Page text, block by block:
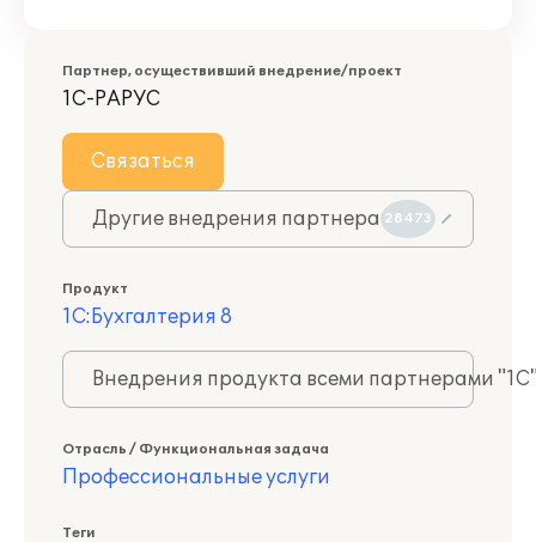
Партнер, осуществивший внедрение/проект
1С-РАРУС
Связаться
Другие внедрения партнера 28473
Продукт
1С:Бухгалтерия 8
Внедрения продукта всеми партнерами
Отрасль / Функциональная задача
Профессиональные услуги
Теги